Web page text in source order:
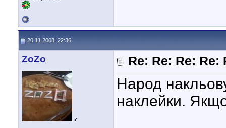
20.11.2008, 22:36
ZoZo
♂
Re: Re: Re:
Народ
наклейки.